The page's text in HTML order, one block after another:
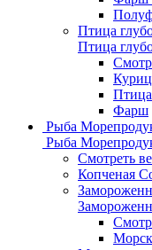
Птица
Птица
Птица
Фарш
Рыба
Рыба
Смотреть
Копченая